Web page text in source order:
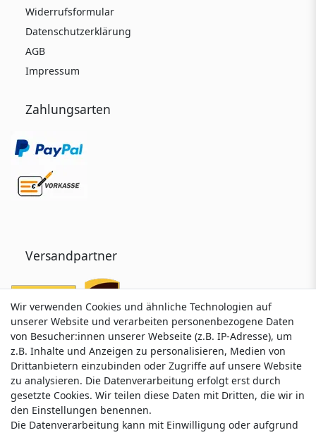
Widerrufsformular
Datenschutzerklärung
AGB
Impressum
Zahlungsarten
Versandpartner
Service & Kontakt
Wir verwenden Cookies und ähnliche Technologien auf
unserer Website und verarbeiten personenbezogene Daten
von Besucher:innen unserer Webseite (z.B. IP-Adresse), um
z.B. Inhalte und Anzeigen zu personalisieren, Medien von
Drittanbietern einzubinden oder Zugriffe auf unsere Website
zu analysieren. Die Datenverarbeitung erfolgt erst durch
gesetzte Cookies. Wir teilen diese Daten mit Dritten, die wir in
den Einstellungen benennen.
Die Datenverarbeitung kann mit Einwilligung oder aufgrund
Wir verwenden Cookies und ähnliche Technologien auf
unserer Website und verarbeiten personenbezogene Daten
von Besucher:innen unserer Webseite (z.B. IP-Adresse), um
z.B. Inhalte und Anzeigen zu personalisieren, Medien von
Drittanbietern einzubinden oder Zugriffe auf unsere Website
zu analysieren. Die Datenverarbeitung erfolgt erst durch
gesetzte Cookies. Wir teilen diese Daten mit Dritten, die wir in
den Einstellungen benennen.
Die Datenverarbeitung kann mit Einwilligung oder aufgrund